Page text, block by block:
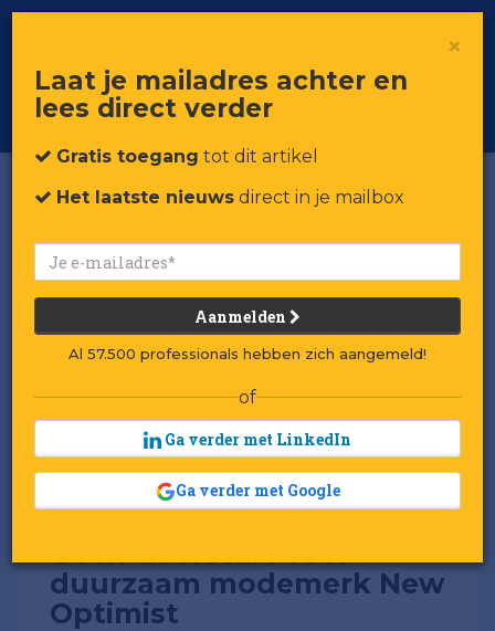
Voor professionals in retail & brands
Toggle
duurzaam modemerk New
Optimist
×
Laat je mailadres achter en
lees direct verder
Gratis toegang tot dit artikel
Het laatste nieuws direct in je mailbox
Aanmelden
Al 57.500 professionals hebben zich aangemeld!
of
Ga verder met LinkedIn
Ga verder met Google